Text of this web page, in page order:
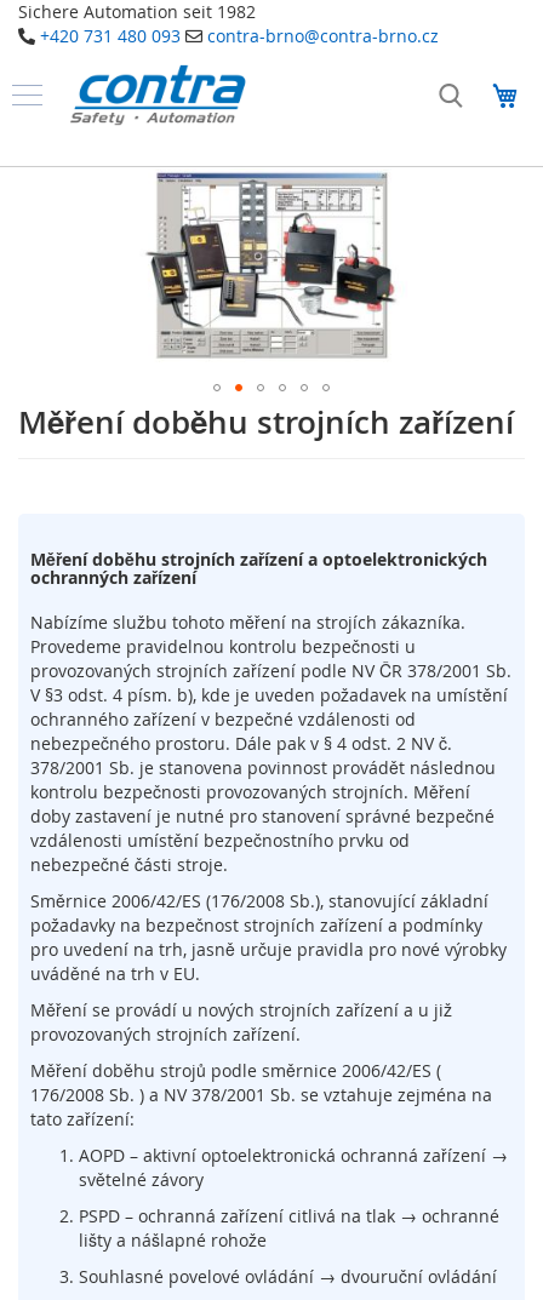
Sichere Automation seit 1982
+420 731 480 093
contra-brno@contra-brno.cz
na
obsahProdukty
B
t
l
o
i
e
D
o
t
y
k
o
v
é
s
e
n
z
o
y
S
p
í
n
Měření doběhu strojních zařízení
Přeskočit
na
Měření doběhu strojních zařízení a optoelektronických
ochranných zařízení
Nabízíme službu tohoto měření na strojích zákazníka.
Provedeme pravidelnou kontrolu bezpečnosti u
provozovaných strojních zařízení podle NV ČR 378/2001 Sb.
V §3 odst. 4 písm. b), kde je uveden požadavek na umístění
ochranného zařízení v bezpečné vzdálenosti od
nebezpečného prostoru. Dále pak v § 4 odst. 2 NV č.
378/2001 Sb. je stanovena povinnost provádět následnou
kontrolu bezpečnosti provozovaných strojních. Měření
doby zastavení je nutné pro stanovení správné bezpečné
vzdálenosti umístění bezpečnostního prvku od
nebezpečné části stroje.
Směrnice 2006/42/ES (176/2008 Sb.), stanovující základní
požadavky na bezpečnost strojních zařízení a podmínky
pro uvedení na trh, jasně určuje pravidla pro nové výrobky
uváděné na trh v EU.
Měření se provádí u nových strojních zařízení a u již
provozovaných strojních zařízení.
Měření doběhu strojů podle směrnice 2006/42/ES (
176/2008 Sb. ) a NV 378/2001 Sb. se vztahuje zejména na
tato zařízení:
AOPD – aktivní optoelektronická ochranná zařízení →
světelné závory
PSPD – ochranná zařízení citlivá na tlak → ochranné
lišty a nášlapné rohože
Souhlasné povelové ovládání → dvouruční ovládání